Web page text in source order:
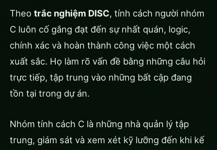
Theo trắc nghiệm DISC, tính cách người nhóm
C luôn cố gắng đạt đến sự nhất quán, logic,
chính xác và hoàn thành công việc một cách
xuất sắc. Họ làm rõ vấn đề bằng những câu hỏi
trực tiếp, tập trung vào những bất cập đang
tồn tại trong dự án.
Nhóm tính cách C là những nhà quản lý tập
trung, giám sát và xem xét kỹ lưỡng đến khi kế